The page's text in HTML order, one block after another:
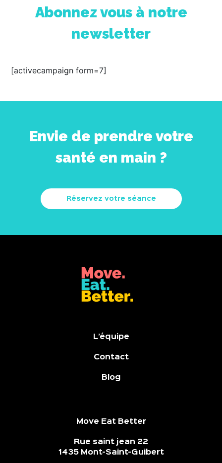
Abonnez vous à notre
newsletter
[activecampaign form=7]
Envie de prendre votre
santé en main ?
Réservez votre séance
L’équipe
Contact
Blog
Move Eat Better
Rue saint jean 22
1435 Mont-Saint-Guibert